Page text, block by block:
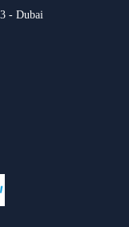
طيران
تعليق
- Dubai